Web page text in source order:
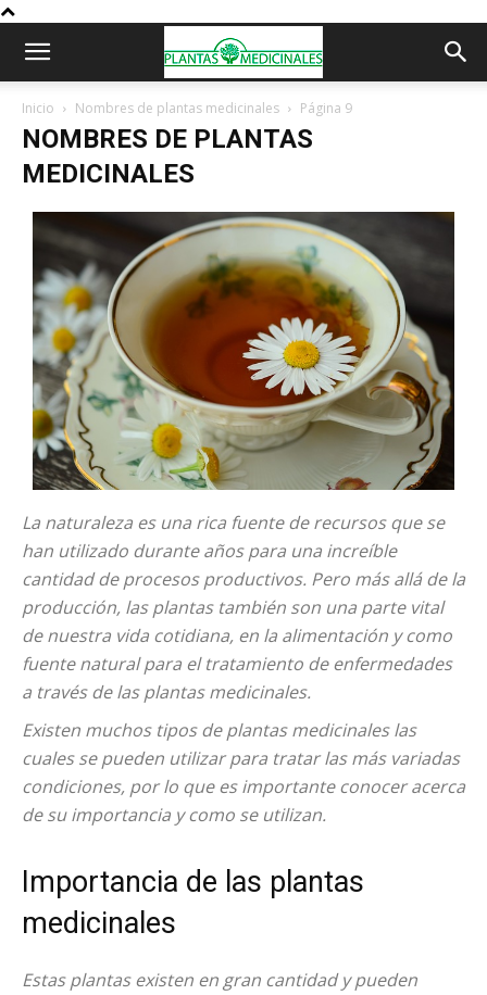
Inicio Nombres de plantas medicinales Página 9
NOMBRES DE PLANTAS
MEDICINALES
La naturaleza es una rica fuente de recursos que se
han utilizado durante años para una increíble
cantidad de procesos productivos. Pero más allá de la
producción, las plantas también son una parte vital
de nuestra vida cotidiana, en la alimentación y como
fuente natural para el tratamiento de enfermedades
a través de las plantas medicinales.
Existen muchos tipos de plantas medicinales las
cuales se pueden utilizar para tratar las más variadas
condiciones, por lo que es importante conocer acerca
de su importancia y como se utilizan.
Importancia de las plantas
medicinales
Estas plantas existen en gran cantidad y pueden